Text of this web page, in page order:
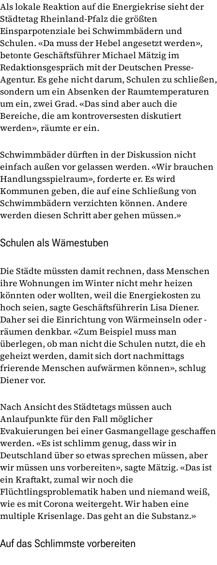
Als lokale Reaktion auf die Energiekrise sieht der
Städtetag Rheinland-Pfalz die größten
Einsparpotenziale bei Schwimmbädern und
Schulen. «Da muss der Hebel angesetzt werden»,
betonte Geschäftsführer Michael Mätzig im
Redaktionsgespräch mit der Deutschen Presse-
Agentur. Es gehe nicht darum, Schulen zu schließen,
sondern um ein Absenken der Raumtemperaturen
um ein, zwei Grad. «Das sind aber auch die
Bereiche, die am kontroversesten diskutiert
werden», räumte er ein.
Schwimmbäder dürften in der Diskussion nicht
einfach außen vor gelassen werden. «Wir brauchen
Handlungsspielraum», forderte er. Es wird
Kommunen geben, die auf eine Schließung von
Schwimmbädern verzichten können. Andere
werden diesen Schritt aber gehen müssen.»
Schulen als Wämestuben
Die Städte müssten damit rechnen, dass Menschen
ihre Wohnungen im Winter nicht mehr heizen
könnten oder wollten, weil die Energiekosten zu
hoch seien, sagte Geschäftsführerin Lisa Diener.
Daher sei die Einrichtung von Wärmeinseln oder -
räumen denkbar. «Zum Beispiel muss man
überlegen, ob man nicht die Schulen nutzt, die eh
geheizt werden, damit sich dort nachmittags
frierende Menschen aufwärmen können», schlug
Diener vor.
Nach Ansicht des Städtetags müssen auch
Anlaufpunkte für den Fall möglicher
Evakuierungen bei einer Gasmangellage geschaffen
werden. «Es ist schlimm genug, dass wir in
Deutschland über so etwas sprechen müssen, aber
wir müssen uns vorbereiten», sagte Mätzig. «Das ist
ein Kraftakt, zumal wir noch die
Flüchtlingsproblematik haben und niemand weiß,
wie es mit Corona weitergeht. Wir haben eine
multiple Krisenlage. Das geht an die Substanz.»
Auf das Schlimmste vorbereiten